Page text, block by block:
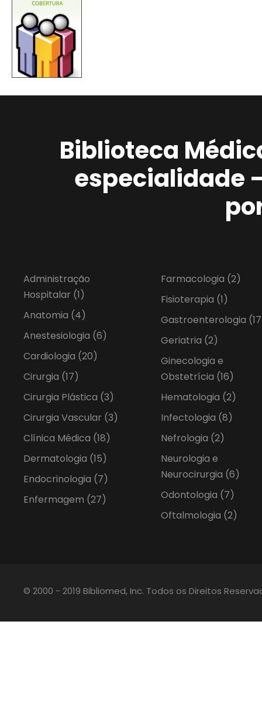
Biblioteca
especialidade
Administração
Hospitalar (1)
Anatomia (4)
Anestesiologia (6)
Cardiologia (20)
Cirurgia (17)
Cirurgia Plástica (3)
Cirurgia Vascular (3)
Clínica Médica (18)
Dermatologia (15)
Endocrinologia (7)
Enfermagem (27)
Farmacologia (2)
Fisioterapia (1)
Gastroenterologia
Geriatria (2)
Ginecologia e
Obstetrícia (16)
Hematologia (2)
Infectologia (8)
Nefrologia (2)
Neurologia e
Neurocirurgia (6)
Odontologia (7)
Oftalmologia (2)
© 2000 - 2019 Bibliomed, Inc. Todos os Direitos